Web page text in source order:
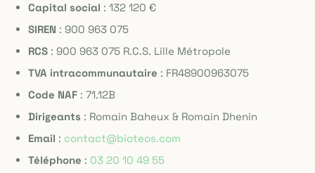
Capital social : 132 120 €
SIREN : 900 963 075
RCS : 900 963 075 R.C.S. Lille Métropole
TVA intracommunautaire : FR48900963075
Code NAF : 71.12B
Dirigeants : Romain Baheux & Romain Dhenin
Email : contact@bioteos.com
Téléphone : 03 20 10 49 55